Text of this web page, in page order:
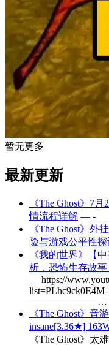
暂无更多
最新更新
《The Ghost》7
情流程详解 — -
《The Ghost》
险与游戏公平性
《我的世界》【
析，恐怖生存故
— https://
———————…
《The Ghost》音
insane[3.36★]
《The Ghost》太